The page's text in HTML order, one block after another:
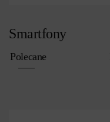
Smartfony
Polecane